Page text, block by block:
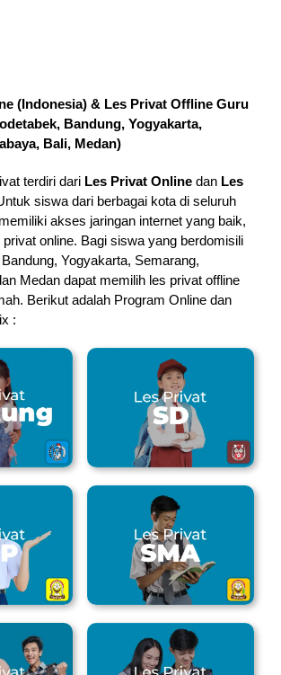
(Indonesia) & Les Privat Offline Guru
Bandung, Yogyakarta,
Bali, Medan)
terdiri dari Les Privat Online dan Les
siswa dari berbagai kota di seluruh
akses jaringan internet yang baik,
online. Bagi siswa yang berdomisili
Yogyakarta, Semarang,
Medan dapat memilih les privat offline
Berikut adalah Program Online dan
: